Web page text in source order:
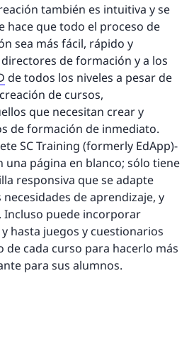
también es intuitiva y se
hace que todo el proceso de
sea más fácil, rápido y
de formación y a los
de todos los niveles a pesar de
de cursos,
que necesitan crear y
de formación de inmediato.
SC Training (formerly EdApp)-
una página en blanco; sólo tiene
responsiva que se adapte
de aprendizaje, y
Incluso puede incorporar
hasta juegos y cuestionarios
cada curso para hacerlo más
para sus alumnos.